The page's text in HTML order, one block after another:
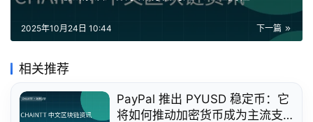
下一篇
2025年10月24日 10:44
相关推荐
PayPal 推出 PYUSD 稳定币：它
将如何推动加密货币成为主流支